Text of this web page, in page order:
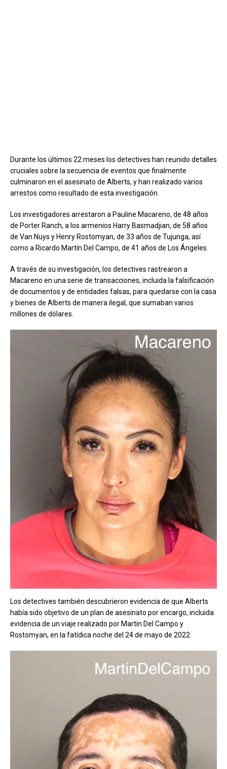
Durante los últimos 22 meses los detectives han reunido detalles
cruciales sobre la secuencia de eventos que finalmente
culminaron en el asesinato de Alberts, y han realizado varios
arrestos como resultado de esta investigación.
Los investigadores arrestaron a Pauline Macareno, de 48 años
de Porter Ranch, a los armenios Harry Basmadjian, de 58 años
de Van Nuys y Henry Rostomyan, de 33 años de Tujunga, así
como a Ricardo Martín Del Campo, de 41 años de Los Ángeles.
A través de su investigación, los detectives rastrearon a
Macareno en una serie de transacciones, incluida la falsificación
de documentos y de entidades falsas, para quedarse con la casa
y bienes de Alberts de manera ilegal, que sumaban varios
millones de dólares.
Los detectives también descubrieron evidencia de que Alberts
había sido objetivo de un plan de asesinato por encargo, incluida
evidencia de un viaje realizado por Martin Del Campo y
Rostomyan, en la fatídica noche del 24 de mayo de 2022.